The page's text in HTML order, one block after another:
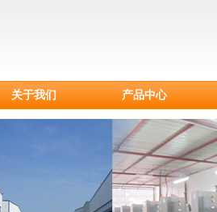
关于我们 产品中心
淀粉餐具
CPLA刀叉勺
甘蔗浆餐具
纸制品